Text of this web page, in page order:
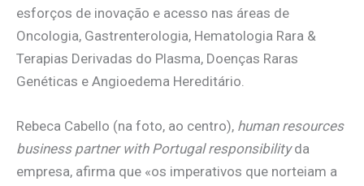
esforços de inovação e acesso nas áreas de
Oncologia, Gastrenterologia, Hematologia Rara &
Terapias Derivadas do Plasma, Doenças Raras
Genéticas e Angioedema Hereditário.
Rebeca Cabello (na foto, ao centro), human resources
business partner with Portugal responsibilityda
empresa, afirma que «os imperativos que norteiam a